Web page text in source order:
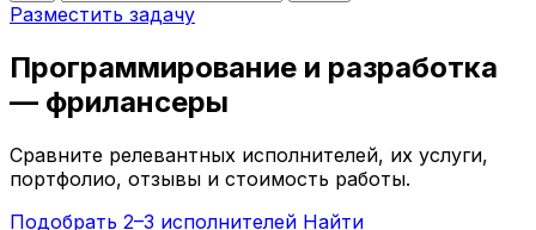
Разместить задачу
Программирование и разработка
— фрилансеры
Сравните релевантных исполнителей, их услуги,
портфолио, отзывы и стоимость работы.
Подобрать 2–3 исполнителей Найти